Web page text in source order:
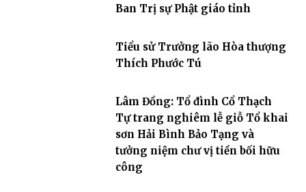
Ban Trị sự Phật giáo tỉnh
Tiểu sử Trưởng lão Hòa thượng
Thích Phước Tú
Lâm Đồng: Tổ đình Cổ Thạch
Tự trang nghiêm lễ giỗ Tổ khai
sơn Hải Bình Bảo Tạng và
tưởng niệm chư vị tiền bối hữu
công